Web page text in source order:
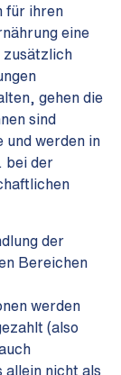
für ihren
eine
zusätzlich
gehen die
sind
und werden in
bei der
der
Bereichen
werden
(also
allein nicht als